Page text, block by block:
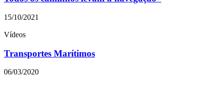
15/10/2021
Vídeos
Transportes Marítimos
06/03/2020